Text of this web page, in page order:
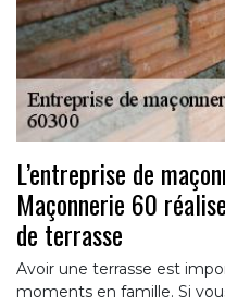
L’entreprise de
Maçonnerie 60
de terrasse
Avoir une terrasse est
moments en famille. Si